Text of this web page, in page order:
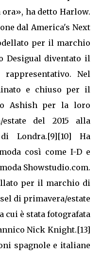
ha detto Harlow.
dal America's Next
per il marchio
Desigual diventato il
Nel
e chiuso per il
Ashish per la loro
del 2015 alla
Londra.[9][10] Ha
così come I-D e
Showstudio.com.
per il marchio di
di primavera/estate
cui è stata fotografata
Nick Knight.[13]
spagnole e italiane